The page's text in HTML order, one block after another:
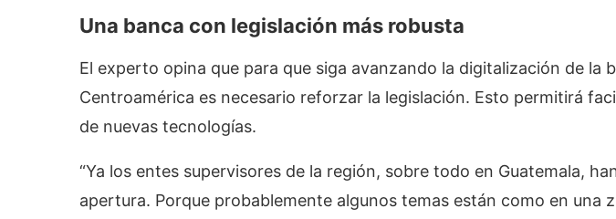
Una banca con legislación más robusta
El experto opina que para que siga avanzando la digitalización de la
Centroamérica es necesario reforzar la legislación. Esto permitirá
de nuevas tecnologías.
“Ya los entes supervisores de la región, sobre todo en Guatemala,
apertura. Porque probablemente algunos temas están como en una